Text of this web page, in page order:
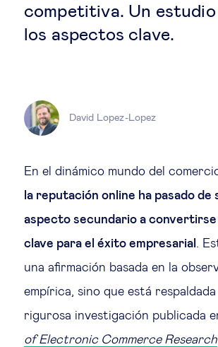
Cambio tecnológico
Tecnología jurídica
Social
Cohesión social &
competitiva. Un
los aspectos clave.
David Lopez-Lopez
En el dinámico mundo del
la reputación online ha pasado de
aspecto secundario a convertirse
clave para el éxito empresarial .
una afirmación basada en la
empírica, sino que está
rigurosa investigación publicada
of Electronic Commerce Research